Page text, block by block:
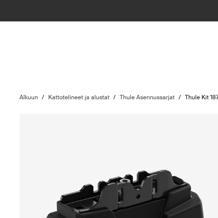
Alkuun / Kattotelineet ja alustat / Thule Asennussarjat / Thule Kit